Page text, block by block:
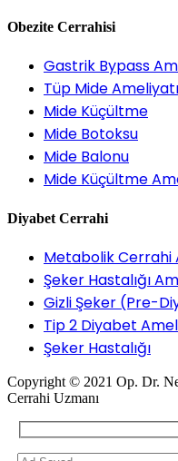
Obezite Cerrahisi
Gastrik Bypass
Tüp Mide Ameliyatı
Mide Küçültme
Mide Botoksu
Mide Balonu
Mide Küçültme
Diyabet Cerrahi
Metabolik Cerrahi
Şeker Hastalığı
Gizli Şeker (Pre-
Tip 2 Diyabet
Şeker Hastalığı
Copyright © 2021 Op. Dr.
Cerrahi Uzmanı